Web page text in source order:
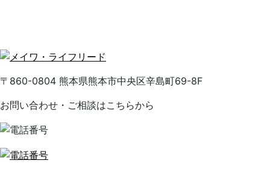
〒860-0804 熊本県熊本市中央区辛島町69-8F
お問い合わせ・ご相談はこちらから